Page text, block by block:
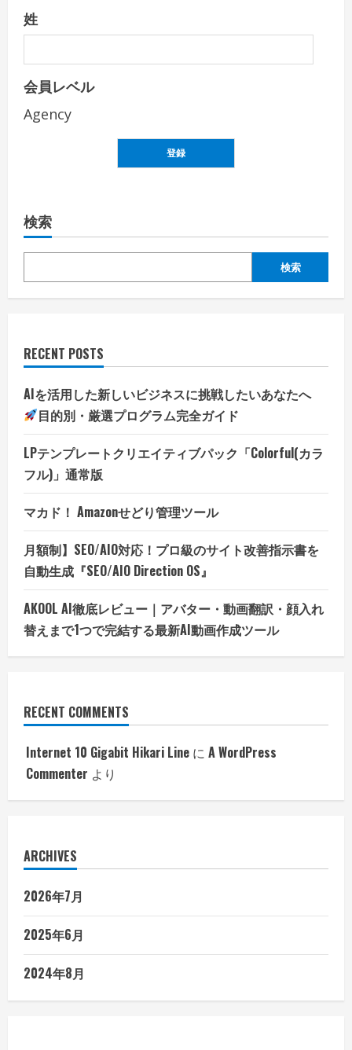
姓
会員レベル
Agency
登録
検索
検索
RECENT POSTS
AIを活用した新しいビジネスに挑戦したいあなたへ
目的別・厳選プログラム完全ガイド
LPテンプレートクリエイティブパック「Colorful(カラ
フル)」通常版
マカド！ Amazonせどり管理ツール
月額制】SEO/AIO対応！プロ級のサイト改善指示書を
自動生成『SEO/AIO Direction OS』
AKOOL AI徹底レビュー｜アバター・動画翻訳・顔入れ
替えまで1つで完結する最新AI動画作成ツール
RECENT COMMENTS
Internet 10 Gigabit Hikari Line に A WordPress
Commenter より
ARCHIVES
2026年7月
2025年6月
2024年8月